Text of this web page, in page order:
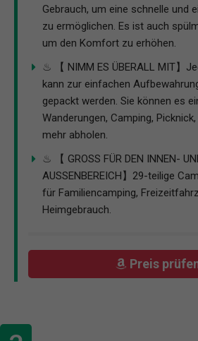
Gebrauch, um eine schnelle und
zu ermöglichen. Es ist auch
um den Komfort zu erhöhen.
♨ 【 NIMM ES ÜBERALL MIT】
kann zur einfachen
gepackt werden. Sie können es
Wanderungen, Camping,
mehr abholen.
♨ 【 GROSS FÜR DEN INNEN-
AUSSENBEREICH】29-teilige
für Familiencamping,
Heimgebrauch.
Preis